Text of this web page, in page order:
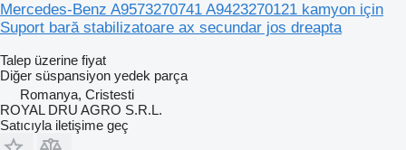
Mercedes-Benz A9573270741 A9423270121 kamyon için
Suport bară stabilizatoare ax secundar jos dreapta
Talep üzerine fiyat
Diğer süspansiyon yedek parça
Romanya, Cristesti
ROYAL DRU AGRO S.R.L.
Satıcıyla iletişime geç